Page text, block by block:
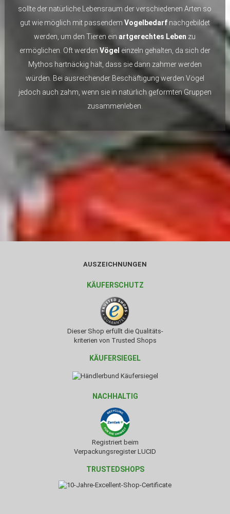
sollte der natürliche Lebensraum der verschiedenen Arten so
gut wie möglich mit passendem Vogelbedarfnachgebildet
werden, um den Tieren ein artgerechtes Leben zu
ermöglichen. Oft werden Vögel einzeln gehalten, da sich der
Mythos hartnäckig hält, dass sie dann zahmer werden
würden. Bei ausreichender Beschäftigung werden Vögel
jedoch auch zahm, wenn sie in natürlich geformten Gruppen
zusammenleben.
AUSZEICHNUNGEN
KÄUFERSCHUTZ
Dieser Shop erfüllt die Qualitäts-
kriterien von Trusted Shops
KÄUFERSIEGEL
NACHHALTIG
Registriert beim
Verpackungsregister LUCID
TRUSTEDSHOPS